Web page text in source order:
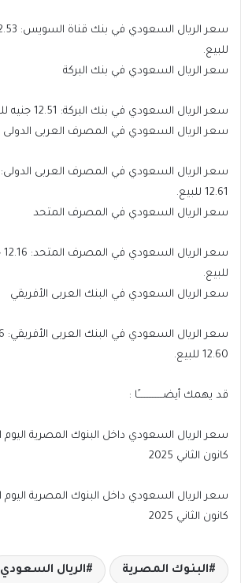
للبيع.
سعر الريال السعودي في بنك البركة
سعر الريال السعودي في بنك البركة: 12.51 جنيه للشراء، 12.60 للبيع.
سعر الريال السعودي في المصرف العربى الدولى
12.61 للبيع.
سعر الريال السعودي في المصرف المتحد
للبيع.
سعر الريال السعودي في البنك العربى الأفريقي
12.60 للبيع.
قد يهمك أيضــــــــــــــــًا :
كانون الثاني 2025
كانون الثاني 2025
البنوك المصرية الريال السعودي